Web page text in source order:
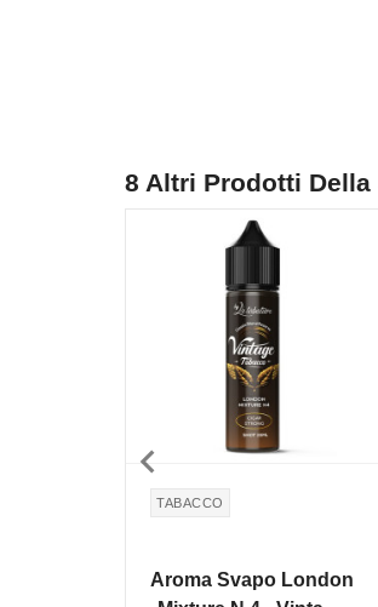
8 Altri Prodotti Della
TABACCO
Aroma Svapo London
